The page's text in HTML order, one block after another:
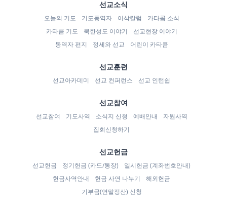
선교소식
오늘의 기도 기도동역자 이삭칼럼
카타콤 소식
카타콤 기도
북한성도 이야기
선교현장 이야기
동역자 편지
정세와 선교 어린이 카타콤
선교훈련
선교아카데미 선교 컨퍼런스 선교 인턴쉽
선교참여
선교참여 기도사역 소식지 신청 예배안내
자원사역
집회신청하기
선교헌금
선교헌금 정기헌금 (카드/통장)
일시헌금 (계좌번호안내)
헌금사역안내
헌금 사연 나누기
해외헌금
기부금(연말정산) 신청